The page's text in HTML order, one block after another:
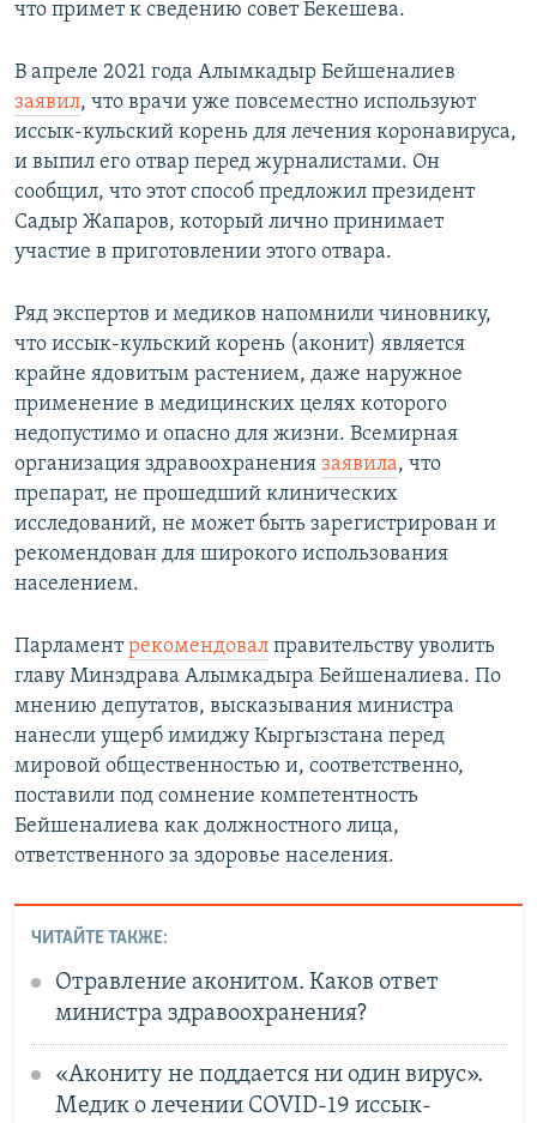
что примет к сведению совет Бекешева.
В апреле 2021 года Алымкадыр Бейшеналиев
заявил, что врачи уже повсеместно используют
иссык-кульский корень для лечения коронавируса,
и выпил его отвар перед журналистами. Он
сообщил, что этот способ предложил президент
Садыр Жапаров, который лично принимает
участие в приготовлении этого отвара.
Ряд экспертов и медиков напомнили чиновнику,
что иссык-кульский корень (аконит) является
крайне ядовитым растением, даже наружное
применение в медицинских целях которого
недопустимо и опасно для жизни. Всемирная
организация здравоохранения заявила, что
препарат, не прошедший клинических
исследований, не может быть зарегистрирован и
рекомендован для широкого использования
населением.
Парламентрекомендовал правительству уволить
главу Минздрава Алымкадыра Бейшеналиева. По
мнению депутатов, высказывания министра
нанесли ущерб имиджу Кыргызстана перед
мировой общественностью и, соответственно,
поставили под сомнение компетентность
Бейшеналиева как должностного лица,
ответственного за здоровье населения.
ЧИТАЙТЕ ТАКЖЕ:
Отравление аконитом. Каков ответ
министра здравоохранения?
«Акониту не поддается ни один вирус».
Медик о лечении COVID-19 иссык-